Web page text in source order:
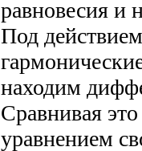
равновесия и
Под
находим
Сравнивая
уравнением